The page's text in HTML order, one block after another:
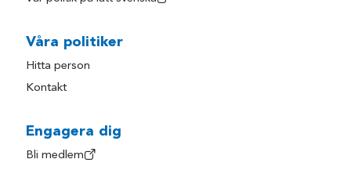
Våra politiker
Hitta person
Kontakt
Engagera dig
Bli medlem